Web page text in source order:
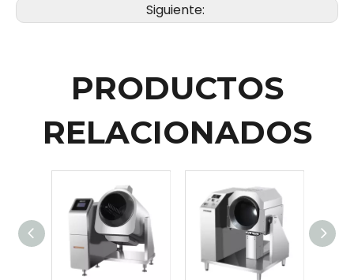
Siguiente:
PRODUCTOS
RELACIONADOS